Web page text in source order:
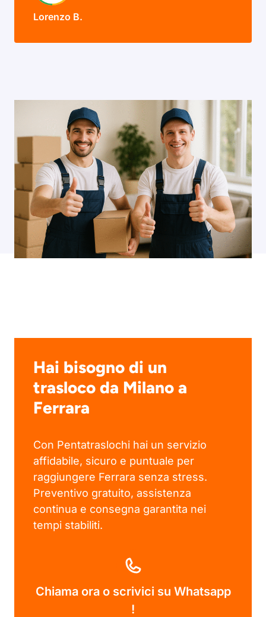
Lorenzo B.
Hai bisogno di un
trasloco da Milano a
Ferrara
Con Pentatraslochi hai un servizio
affidabile, sicuro e puntuale per
raggiungere Ferrara senza stress.
Preventivo gratuito, assistenza
continua e consegna garantita nei
tempi stabiliti.
Chiama ora o scrivici su Whatsapp
!